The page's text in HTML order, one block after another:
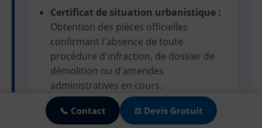
Certificat de situation urbanistique :
Obtention des pièces officielles
confirmant l'absence de toute
procédure d'infraction, de dossier de
démolition ou d'amendes
administratives en cours.
Vérification du statut DAFO :
Pour les
domaines et villas situés en zone rurale
📞 Contact ⚖️ Devis Gratuit